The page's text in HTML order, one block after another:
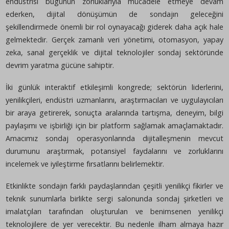
Odası'nın ev sahipliğinde Ankara Maden Tetkik Arama
Müdürlüğü'nde gerçekleştirilecektir.
Hayatımızın birçok yönünü dönüştürmeye başlayan
sondaj sektörünü de önemli ölçüde değiştirmektedir.
ederken, dijital dönüşümün de sondajın
şekillendirmede önemli bir rol oynayacağı giderek daha
gelmektedir. Gerçek zamanlı veri yönetimi, otomasyon,
zeka, sanal gerçeklik ve dijital teknolojiler sondaj
devrim yaratma gücüne sahiptir.
yenilikçileri, endüstri uzmanlarını, araştırmacıları ve
bir araya getirerek, sonuçta aralarında tartışma,
paylaşımı ve işbirliği için bir platform sağlamak